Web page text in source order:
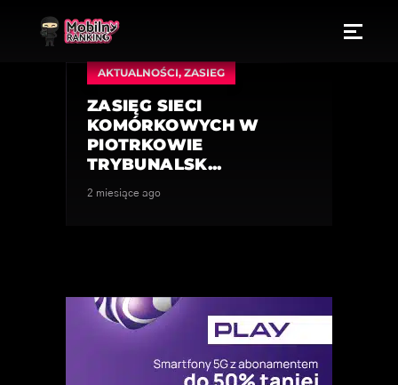
AKTUALNOŚCI,ZASIEG
ZASIĘG SIECI
KOMÓRKOWYCH W
PIOTRKOWIE
TRYBUNALSK...
2 miesiące ago